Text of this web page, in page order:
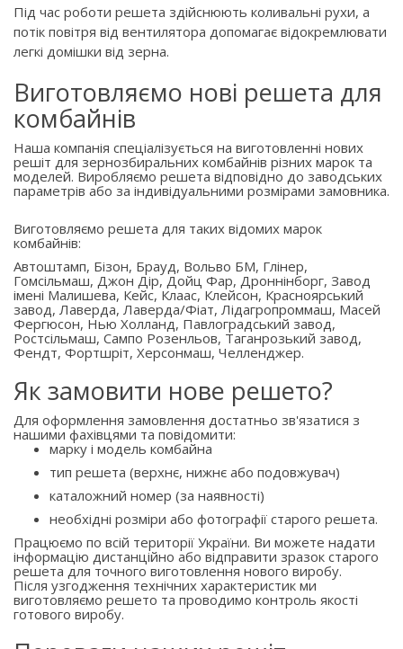
Під час роботи решета здійснюють коливальні рухи, а
потік повітря від вентилятора допомагає відокремлювати
легкі домішки від зерна.
Виготовляємо нові решета для
комбайнів
Наша компанія спеціалізується на виготовленні нових
решіт для зернозбиральних комбайнів різних марок та
моделей. Виробляємо решета відповідно до заводських
параметрів або за індивідуальними розмірами замовника.
Виготовляємо решета для таких відомих марок
комбайнів:
Автоштамп, Бізон, Брауд, Вольво БМ, Глінер,
Гомсільмаш, Джон Дір, Дойц Фар, Дроннінборг, Завод
імені Малишева, Кейс, Клаас, Клейсон, Красноярський
завод, Лаверда, Лаверда/Фіат, Лідагропроммаш, Масей
Фергюсон, Нью Холланд, Павлоградський завод,
Ростсільмаш, Сампо Розенльов, Таганрозький завод,
Фендт, Фортшріт, Херсонмаш, Челленджер.
Як замовити нове решето?
Для оформлення замовлення достатньо зв'язатися з
нашими фахівцями та повідомити:
марку і модель комбайна
тип решета (верхнє, нижнє або подовжувач)
каталожний номер (за наявності)
необхідні розміри або фотографії старого решета.
Працюємо по всій території України. Ви можете надати
інформацію дистанційно або відправити зразок старого
решета для точного виготовлення нового виробу.
Після узгодження технічних характеристик ми
виготовляємо решето та проводимо контроль якості
готового виробу.